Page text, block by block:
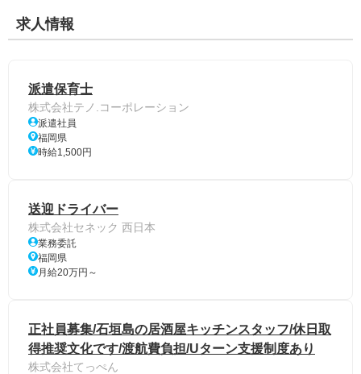
求人情報
派遣保育士
株式会社テノ.コーポレーション
派遣社員
福岡県
時給1,500円
送迎ドライバー
株式会社セネック 西日本
業務委託
福岡県
月給20万円～
正社員募集/石垣島の居酒屋キッチンスタッフ/休日取
得推奨文化です/渡航費負担/Uターン支援制度あり
株式会社てっぺん